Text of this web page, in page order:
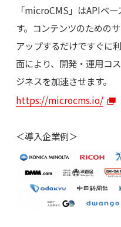
「microCMS」はAPIベ
す。コンテンツのための
アップするだけですぐに
面により、開発・運用コ
ジネスを加速させます。
https://microcms.io/
＜導入企業例＞